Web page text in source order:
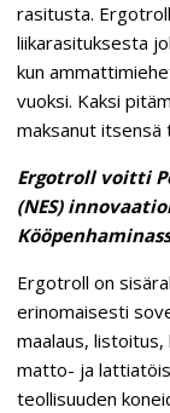
rasitusta.
liikarasituksesta
kun
vuoksi. Kaksi
maksanut itsensä
Ergotroll voitti
(NES)
Ergotroll on
erinomaisesti
maalaus,
matto- ja
teollisuuden